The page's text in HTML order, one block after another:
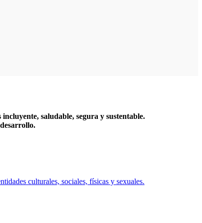
saludable, segura y sustentable.
culturales, sociales, físicas y sexuales.